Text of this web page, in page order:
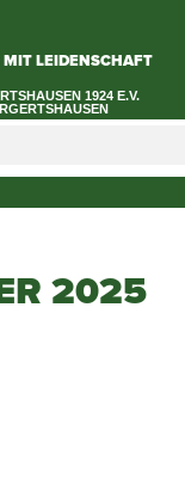
MIT LEIDENSCHAFT
1924 E.V.​
2025